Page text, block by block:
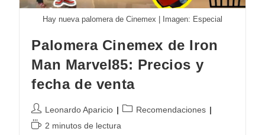
Hay nueva palomera de Cinemex | Imagen: Especial
Palomera Cinemex de Iron
Man Marvel85: Precios y
fecha de venta
Autor
de
Leonardo Aparicio
Categoría
Recomendaciones
Tiempo2 minutos de lectura